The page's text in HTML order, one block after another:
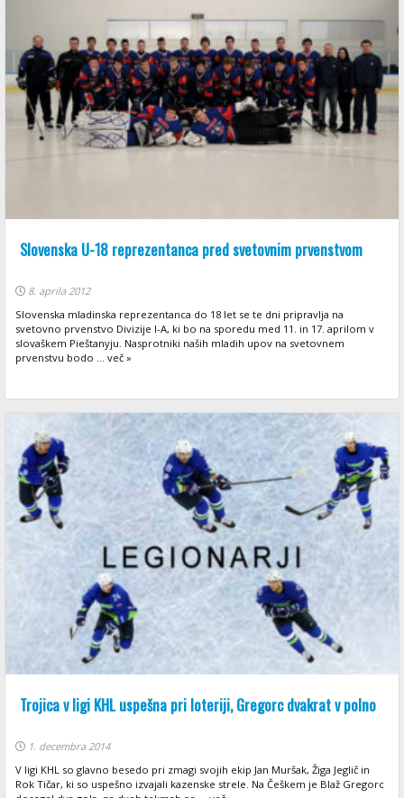
Slovenska U-18 reprezentanca pred svetovnim prvenstvom
8. aprila 2012
Slovenska mladinska reprezentanca do 18 let se te dni pripravlja na
svetovno prvenstvo Divizije I-A, ki bo na sporedu med 11. in 17. aprilom v
slovaškem Pieštanyju. Nasprotniki naših mladih upov na svetovnem
prvenstvu bodo ... več »
Trojica v ligi KHL uspešna pri loteriji, Gregorc dvakrat v polno
1. decembra 2014
V ligi KHL so glavno besedo pri zmagi svojih ekip Jan Muršak, Žiga Jeglič in
Rok Tičar, ki so uspešno izvajali kazenske strele. Na Češkem je Blaž Gregorc